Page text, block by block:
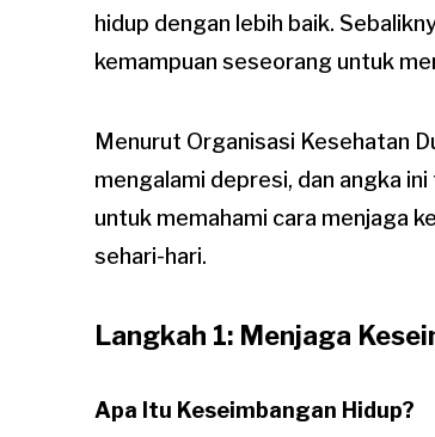
hidup dengan lebih baik.
kemampuan seseorang untuk
Menurut Organisasi Kesehatan
mengalami depresi, dan angka
untuk memahami cara menjaga
sehari-hari.
Langkah 1: Menjaga
Apa Itu Keseimbangan Hidup?